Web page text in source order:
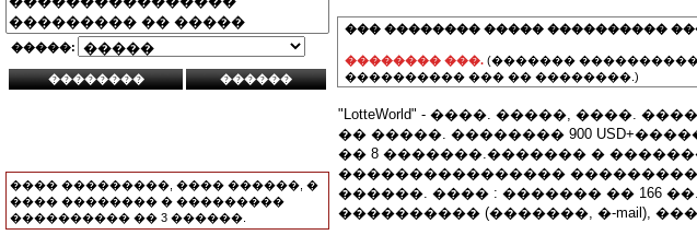
�����:
���� ���������, ���� ������, �
���� �������� � ���������
���������� �� 3 ������.
��� �������� ����� ����������
�������� ���. (�������
���������� ��� �� ��������.)
"LotteWorld" - ����. �����, ����.
�� �����. �������� 900
�� 8 �������.������� �
����������������
������. ���� : ������� �� 166
���������� (�������, �-mail), ���� �